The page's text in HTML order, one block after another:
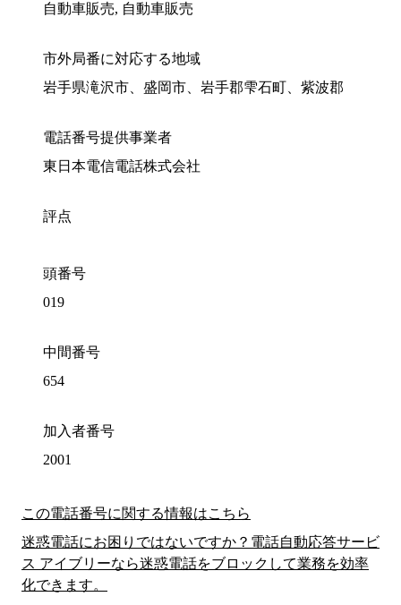
自動車販売, 自動車販売
市外局番に対応する地域
岩手県滝沢市、盛岡市、岩手郡雫石町、紫波郡
電話番号提供事業者
東日本電信電話株式会社
評点
頭番号
019
中間番号
654
加入者番号
2001
この電話番号に関する情報はこちら
迷惑電話にお困りではないですか？電話自動応答サービ
ス アイブリーなら迷惑電話をブロックして業務を効率
化できます。